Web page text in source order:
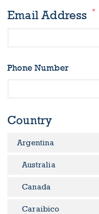
Email Address *
Phone Number
Country
Argentina
Australia
Canada
Caraibico